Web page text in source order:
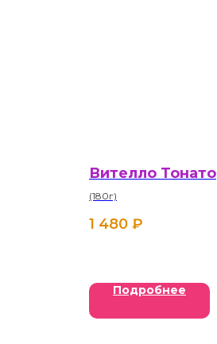
Вителло Тонато
(180г)
1 480 ₽
Подробнее